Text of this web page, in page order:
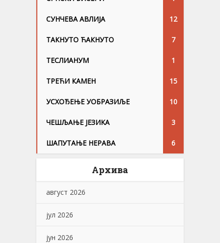
СУНЧЕВА АВЛИЈА 12
ТАКНУТО ЋАКНУТО 7
ТЕСЛИАНУМ 1
ТРЕЋИ КАМЕН 15
УСХОЂЕЊЕ УОБРАЗИЉЕ 10
ЧЕШЉАЊЕ ЈЕЗИKА 3
ШАПУТАЊЕ НЕРАВА 6
Архива
август 2026
јул 2026
јун 2026